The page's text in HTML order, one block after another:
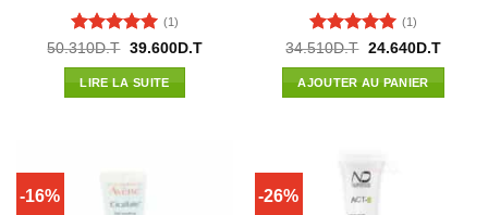
Note5 sur
5
(1)
50.310D.T Le
initial
était :
39.600D.TLe
LIRE LA SUITE
Note5 sur
5
(1)
34.510D.T Le
initial
était :
24.640D.TLe
AJOUTER AU PANIER
-16% -26%